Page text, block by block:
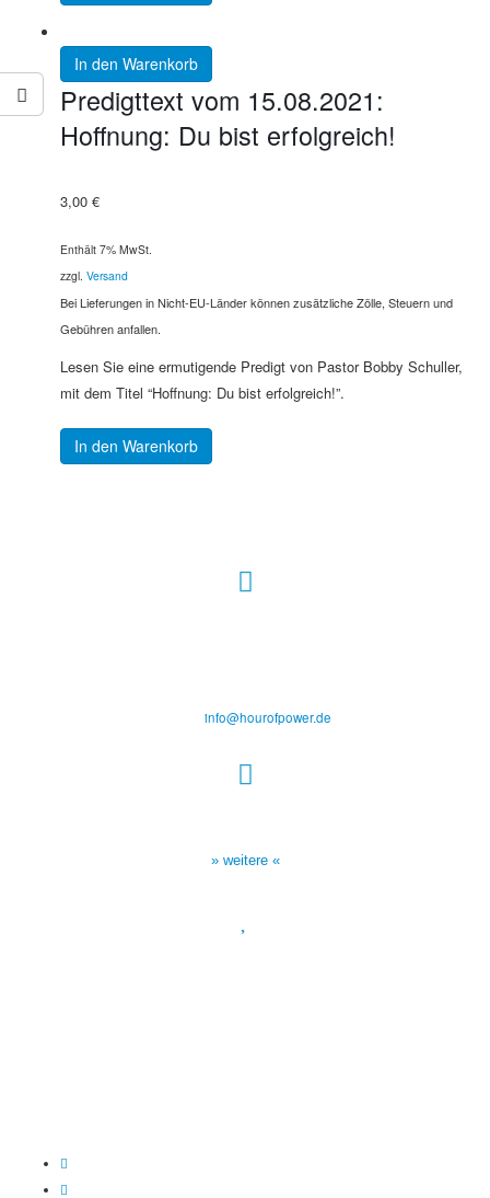
In den Warenkorb
Predigttext vom 15.08.2021:
Hoffnung: Du bist erfolgreich!
3,00 €
Enthält 7% MwSt.
zzgl. Versand
Bei Lieferungen in Nicht-EU-Länder können zusätzliche Zölle, Steuern und
Gebühren anfallen.
Lesen Sie eine ermutigende Predigt von Pastor Bobby Schuller,
mit dem Titel “Hoffnung: Du bist erfolgreich!”.
In den Warenkorb
info@hourofpower.de
» weitere «